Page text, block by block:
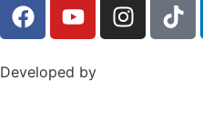
Developed by